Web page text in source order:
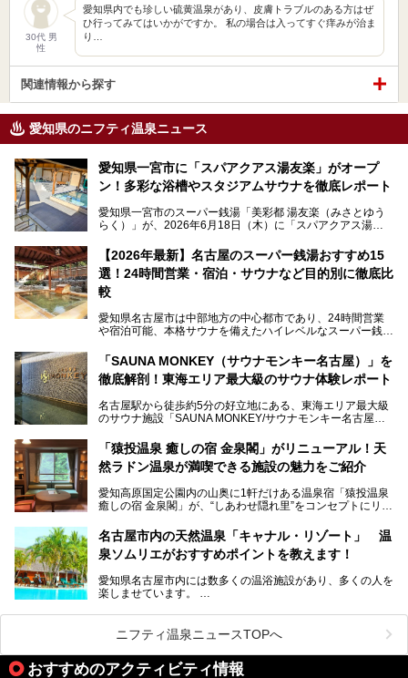
30代 男
性
愛知県内でも珍しい硫黄温泉があり、皮膚トラブルのある方はぜ
ひ行ってみてはいかがですか。 私の場合は入ってすぐ痒みが治ま
り…
関連情報から探す
愛知県のニフティ温泉ニュース
愛知県一宮市に「スパアクアス湯友楽」がオープ
ン！多彩な浴槽やスタジアムサウナを徹底レポート
愛知県一宮市のスーパー銭湯「美彩都 湯友楽（みさとゆう
らく）」が、2026年6月18日（木）に「スパアクアス湯友
この地で30年にわたり愛され続けてきた施設だからこそ、
地元住民をはじめオープンを待ちわびている人も多いのでは
ないでしょうか。
老朽化した設備の補修を機に、2年前からじっくり構想を練
ってきたというだけあって、館内の充実度は想像以上。
以前の4倍に拡張したという露天エリアや10の浴槽、40人収
容の巨大なスタジアムサウナに、岩盤浴やリラクゼーション
までまるごと楽しめる施設に生まれ変わりました。
今回は、全面リニューアルして新しくなった「スパアクアス
【2026年最新】名古屋のスーパー銭湯おすすめ15
選！24時間営業・宿泊・サウナなど目的別に徹底比
較
愛知県名古屋市は中部地方の中心都市であり、24時間営業
や宿泊可能、本格サウナを備えたハイレベルなスーパー銭湯
そのため、「日々の仕事の疲れを心身ともにリセットした
い」「休日に時間を忘れて1日中ダラダラ過ごしたい」「コ
くある点が魅力です！
お好みの温泉施設を見つけて楽しんでくださいね。
「SAUNA MONKEY（サウナモンキー名古屋）」を
徹底解剖！東海エリア最大級のサウナ体験レポート
名古屋駅から徒歩約5分の好立地にある、東海エリア最大級
のサウナ施設「SAUNA MONKEY/サウナモンキー名古屋」
「名古屋駅周辺ってサウナが少ないよね」という声をよく耳
にするだけあり、アクセスの良さにも胸が高鳴ります。
今回は普段は男性専用となっているパブリックサウナが、女
さっそく取材してきました！
「猿投温泉 癒しの宿 金泉閣」がリニューアル！天
然ラドン温泉が満喫できる施設の魅力をご紹介
愛知高原国定公園内の山奥に1軒だけある温泉宿「猿投温泉
癒しの宿 金泉閣」が、“しあわせ隠れ里”をコンセプトにリニ
天然ラドン温泉が堪能できるお風呂や、新設・改装された客
室、地元の食材と温泉水で作られたお料理……。
ご紹介します。
名古屋市内の天然温泉「キャナル・リゾート」 温
泉ソムリエがおすすめポイントを教えます！
愛知県名古屋市内には数多くの温浴施設があり、多くの人を
楽しませています。
ムリエの目線で紹介していきます！
名古屋市内にはスーパー銭湯や日帰り温泉が多く、「どこに
行こうかな？」と悩んでしまう方も多いと思います。
ぜひこの記事を参考にして「キャナル・リゾート」に出かけ
ニフティ温泉ニュースTOPへ
おすすめのアクティビティ情報